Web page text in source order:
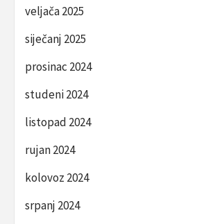
veljača 2025
siječanj 2025
prosinac 2024
studeni 2024
listopad 2024
rujan 2024
kolovoz 2024
srpanj 2024